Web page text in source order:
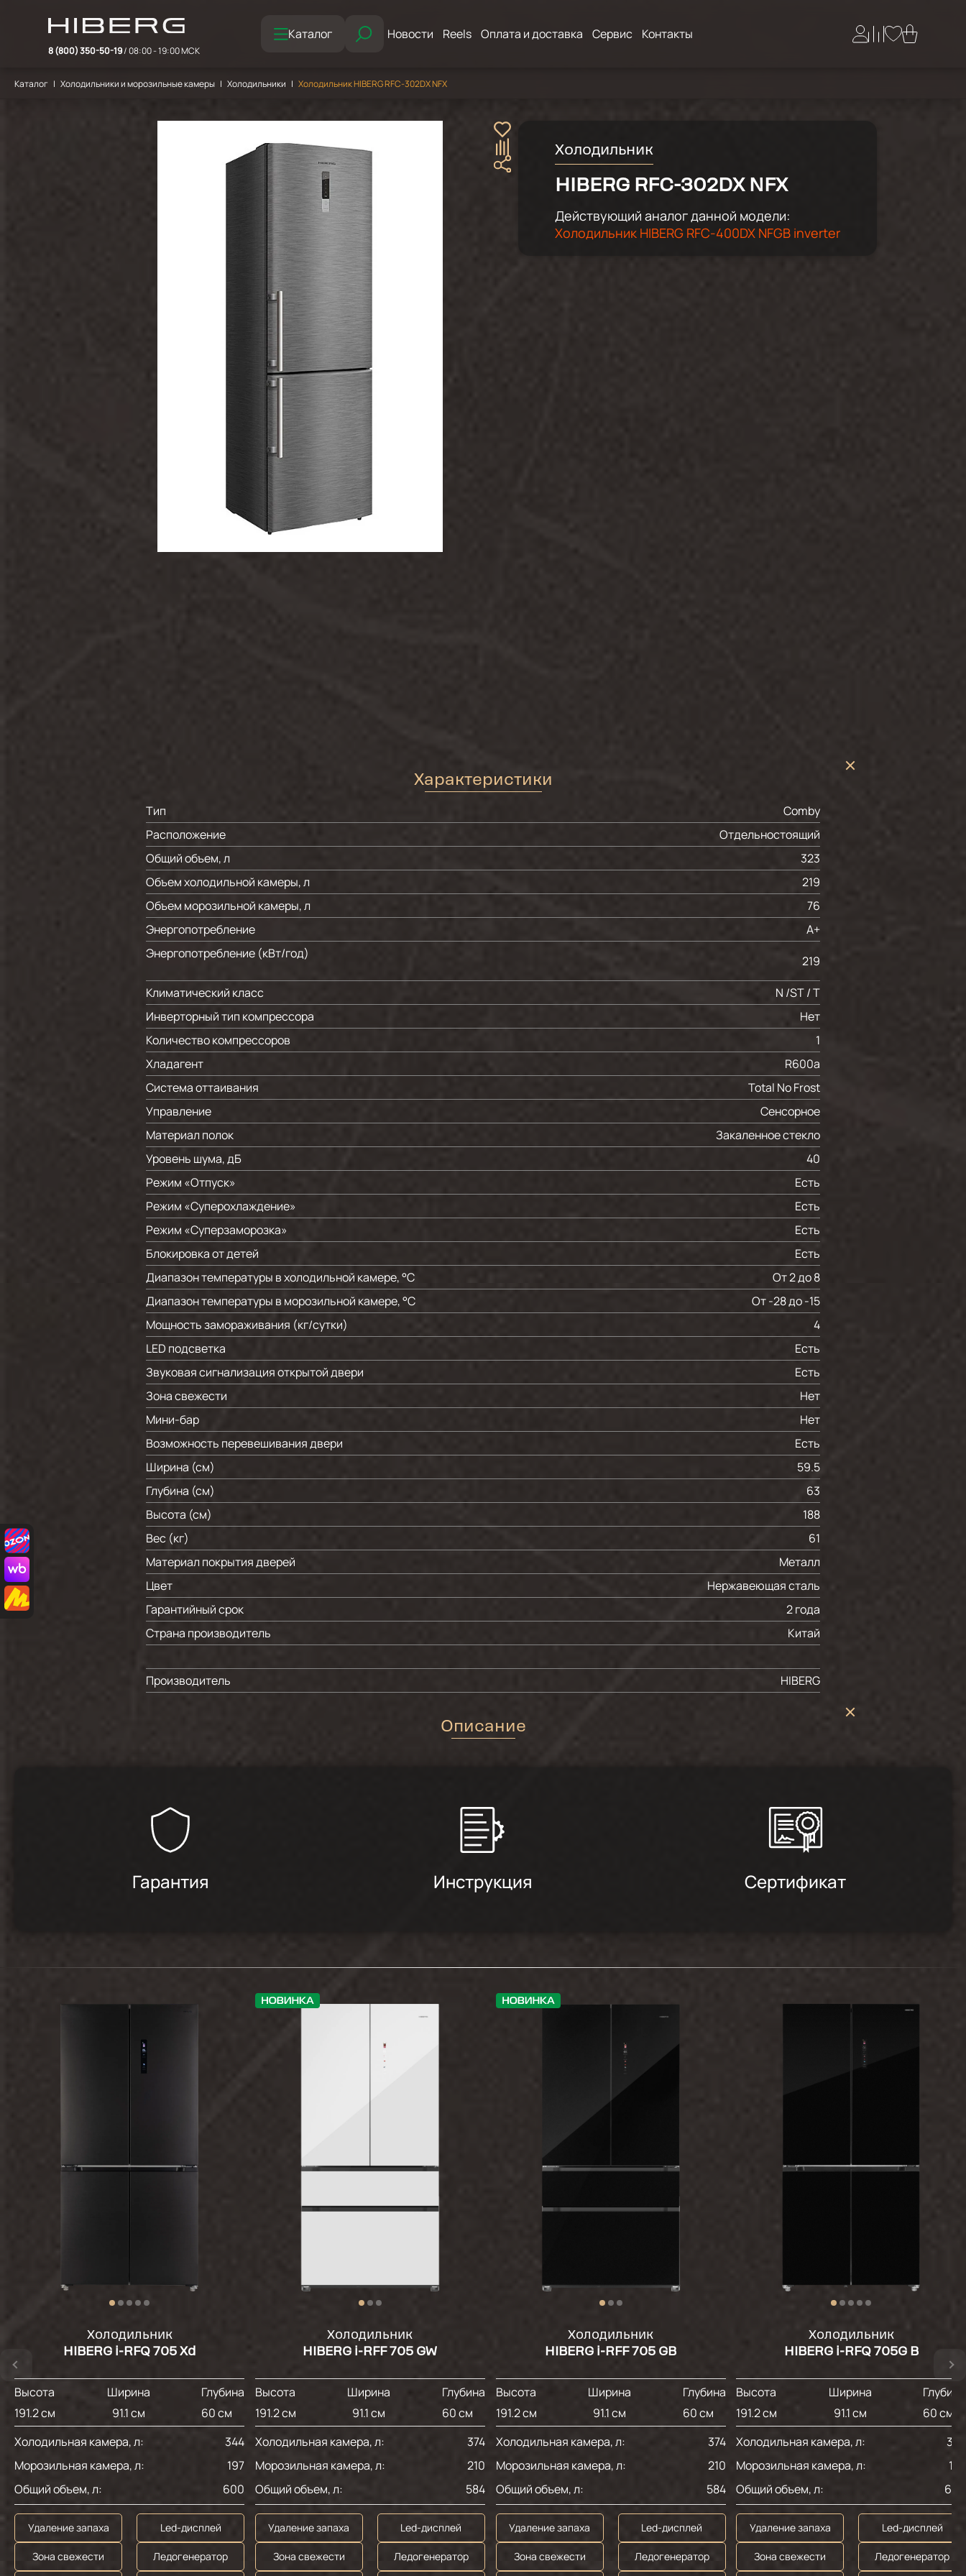
8 (800) 350-50-19/ 08:00 - 19:00 МСК
Каталог Новости Reels Оплата и доставка Сервис Контакты
Каталог Холодильники и морозильные камеры Холодильники Холодильник HIBERG RFC-302DX NFX
Холодильник
HIBERG RFC-302DX NFX
Действующий аналог данной модели:
Холодильник HIBERG RFC-400DX NFGB inverter
Характеристики
Тип
Comby
Расположение
Отдельностоящий
Общий объем, л
323
Объем холодильной камеры, л
219
Объем морозильной камеры, л
76
Энергопотребление
A+
Энергопотребление (кВт/год)
219
Климатический класс
N /ST / T
Инверторный тип компрессора
Нет
Количество компрессоров
1
Хладагент
R600a
Система оттаивания
Total No Frost
Управление
Сенсорное
Материал полок
Закаленное стекло
Уровень шума, дБ
40
Режим «Отпуск»
Есть
Режим «Суперохлаждение»
Есть
Режим «Суперзаморозка»
Есть
Блокировка от детей
Есть
Диапазон температуры в холодильной камере, °C
От 2 до 8
Диапазон температуры в морозильной камере, °C
От -28 до -15
Мощность замораживания (кг/cутки)
4
LED подсветка
Есть
Звуковая сигнализация открытой двери
Есть
Зона свежести
Нет
Мини-бар
Нет
Возможность перевешивания двери
Есть
Ширина (см)
59.5
Глубина (см)
63
Высота (см)
188
Вес (кг)
61
Материал покрытия дверей
Металл
Цвет
Нержавеющая сталь
Гарантийный срок
2 года
Страна производитель
Китай
Производитель HIBERG
Описание
Гарантия Инструкция Сертификат
Холодильник
HIBERG i-RFQ 705 Xd
Высота
191.2 см
Ширина
91.1 см
Глубина
60 см
Холодильная камера, л:
344
Морозильная камера, л:
197
Общий объем, л:
600
Удаление запаха Led-дисплей
Зона свежести Ледогенератор
Холодильник
HIBERG i-RFF 705 GW
Высота
191.2 см
Ширина
91.1 см
Глубина
60 см
Холодильная камера, л:
374
Морозильная камера, л:
210
Общий объем, л:
584
Удаление запаха Led-дисплей
Зона свежести Ледогенератор
Холодильник
HIBERG i-RFF 705 GB
Высота
191.2 см
Ширина
91.1 см
Глубина
60 см
Холодильная камера, л:
374
Морозильная камера, л:
210
Общий объем, л:
584
Удаление запаха Led-дисплей
Зона свежести Ледогенератор
Холодильник
HIBERG i-RFQ 705G B
Высота
191.2 см
Ширина
91.1 см
Глубина
60 см
Холодильная камера, л:
344
Морозильная камера, л:
197
Общий объем, л:
600
Удаление запаха Led-дисплей
Зона свежести Ледогенератор